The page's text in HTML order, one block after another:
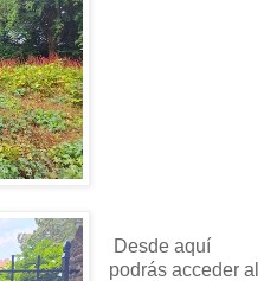
Desde aquí
podrás acceder al